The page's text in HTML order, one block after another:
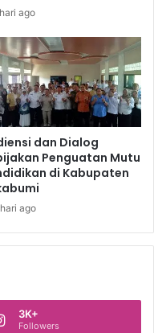
ago
dan Dialog
Penguatan Mutu
di Kabupaten
ago
3K+
Followers